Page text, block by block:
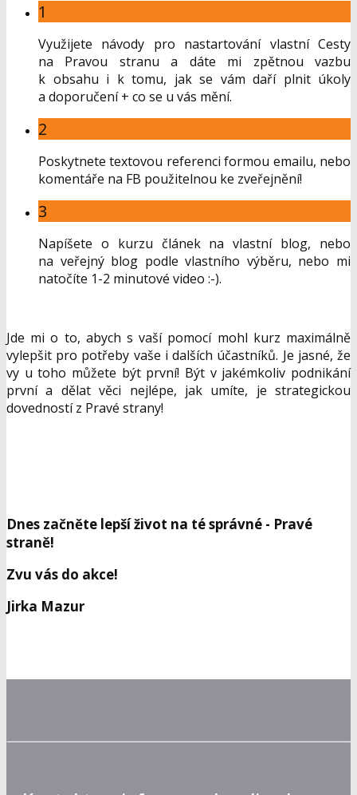
1
Využijete návody pro nastartování vlastní Cesty
na Pravou stranu a dáte mi zpětnou vazbu
k obsahu i k tomu, jak se vám daří plnit úkoly
a doporučení + co se u vás mění.
2
Poskytnete textovou referenci formou emailu, nebo
komentáře na FB použitelnou ke zveřejnění!
3
Napíšete o kurzu článek na vlastní blog, nebo
na veřejný blog podle vlastního výběru, nebo mi
natočíte 1-2 minutové video :-).
Jde mi o to, abych s vaší pomocí mohl kurz maximálně
vylepšit pro potřeby vaše i dalších účastníků. Je jasné, že
vy u toho můžete být první! Být v jakémkoliv podnikání
první a dělat věci nejlépe, jak umíte, je strategickou
dovedností z Pravé strany!
Dnes začněte lepší život na té správné - Pravé
straně!
Zvu vás do akce!
Jirka Mazur